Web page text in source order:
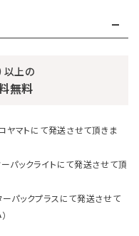
以上の
無料
マトにて発送させて頂きま
パックライトにて発送させて頂
ーパックプラスにて発送させて